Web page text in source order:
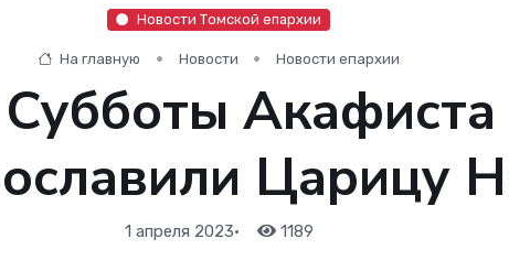
Новости Томской епархии
На главную Новости Новости епархии
Акафиста
Царицу
1 апреля 2023• 1189